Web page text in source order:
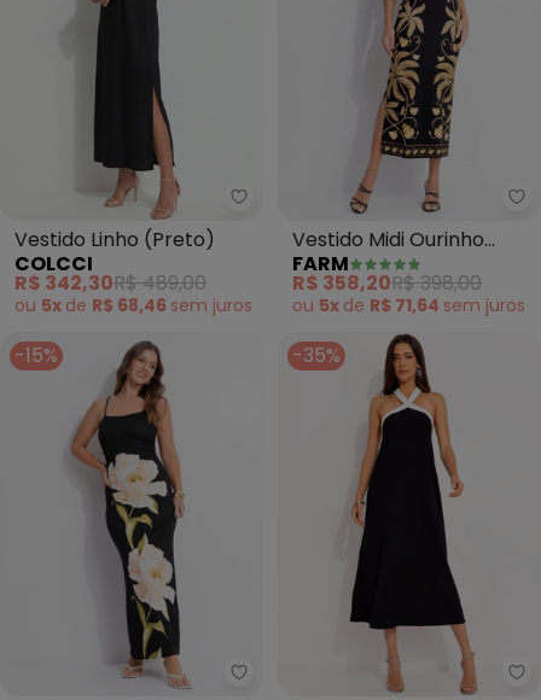
Colcci - Vestido Linho (Preto)
Vestido Linho (Preto)
COLCCI
R$ 342,30R$ 489,00
ou 5x de R$ 68,46 sem juros
Vestido Midi Ourinho
Tropical (Preto)
FARM
R$ 358,20R$ 398,00
ou 5x de R$ 71,64 sem juros
-15%
Farm - Vestido Midi Papoula
-35%